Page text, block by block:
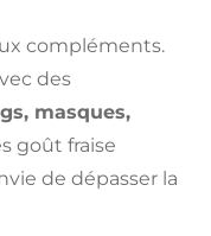
compléments.
des
masques,
goût fraise
de dépasser la